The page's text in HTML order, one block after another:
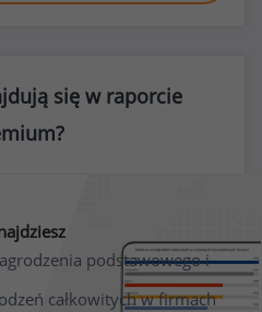
się w raporcie
podstawowego i
całkowitych w firmach